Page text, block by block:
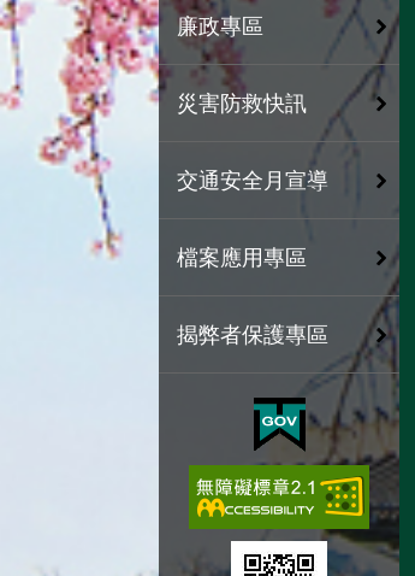
廉政專區
災害防救快訊
交通安全月宣導
檔案應用專區
揭弊者保護專區